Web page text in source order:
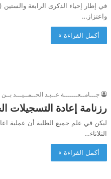
واعتزاز…
أكمل القراءة »
جـــامــعـــــــة عــبـد الحــمــيـــد
رزنامة إعادة التسجيلات
الثلاثاء…
أكمل القراءة »